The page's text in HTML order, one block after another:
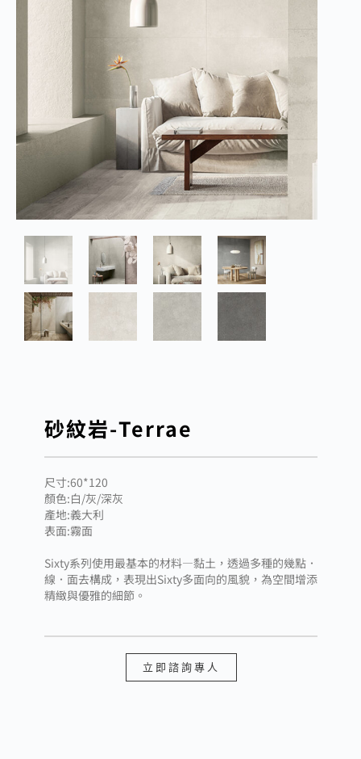
砂紋岩-Terrae
尺寸:60*120
顏色:白/灰/深灰
產地:義大利
表面:霧面
Sixty系列使用最基本的材料—黏土，透過多種的幾點．
線．面去構成，表現出Sixty多面向的風貌，為空間增添
精緻與優雅的細節。
立即諮詢專人